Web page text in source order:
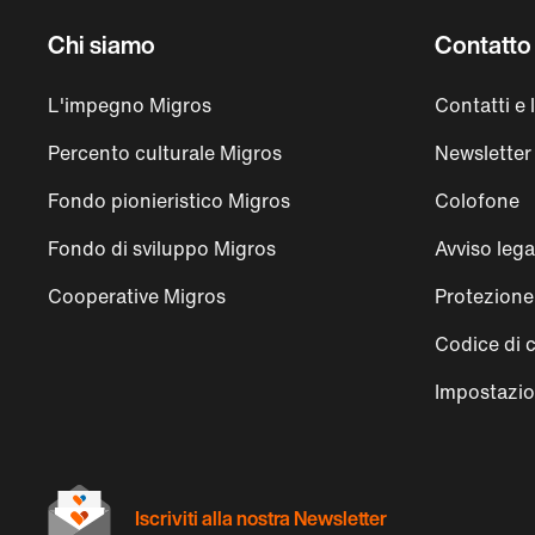
Chi siamo
L'impegno Migros
Percento culturale Migros
Fondo pionieristico Migros
Fondo di sviluppo Migros
Cooperative Migros
Contatti e
Newsletter
Colofone
Avviso
Codice di
Iscriviti alla nostra Newsletter